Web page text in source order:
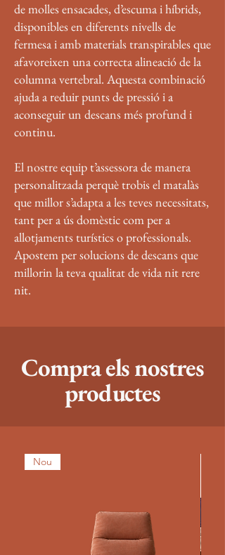
de molles ensacades, d’escuma i híbrids,
disponibles en diferents nivells de
fermesa i amb materials transpirables que
afavoreixen una correcta alineació de la
columna vertebral. Aquesta combinació
ajuda a reduir punts de pressió i a
aconseguir un descans més profund i
continu.
El nostre equip t’assessora de manera
personalitzada perquè trobis el matalàs
que millor s’adapta a les teves necessitats,
tant per a ús domèstic com per a
allotjaments turístics o professionals.
Apostem per solucions de descans que
millorin la teva qualitat de vida nit rere
nit.
Compra els nostres
productes
Nou